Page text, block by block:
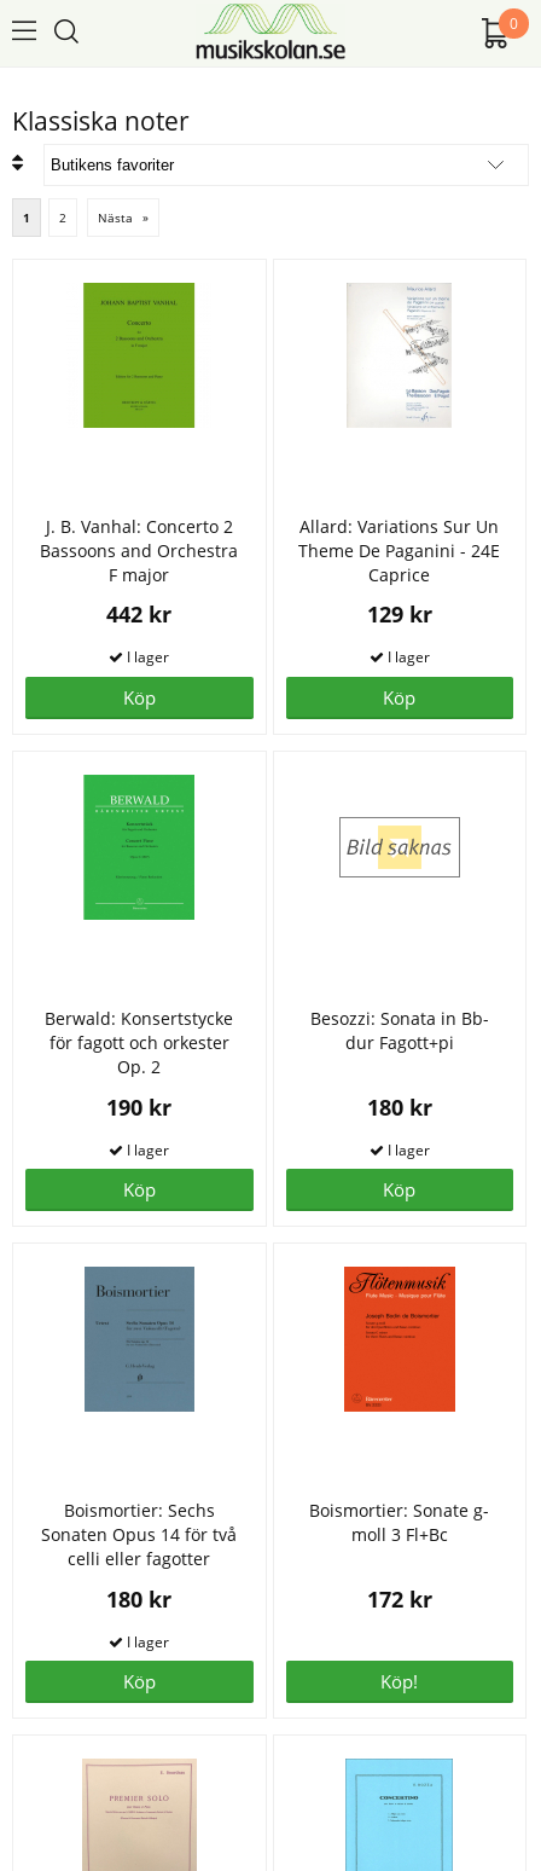
0
Klassiska noter
1 2 Nästa »
J. B. Vanhal: Concerto 2
Bassoons and Orchestra
F major
442 kr
Köp
Allard: Variations Sur Un
Theme De Paganini - 24E
Caprice
129 kr
Köp
Berwald: Konsertstycke
för fagott och orkester
Op. 2
190 kr
Köp
Besozzi: Sonata in Bb-
dur Fagott+pi
180 kr
Köp
Boismortier: Sechs
Sonaten Opus 14 för två
celli eller fagotter
180 kr
Köp
Boismortier: Sonate g-
moll 3 Fl+Bc
172 kr
Köp!